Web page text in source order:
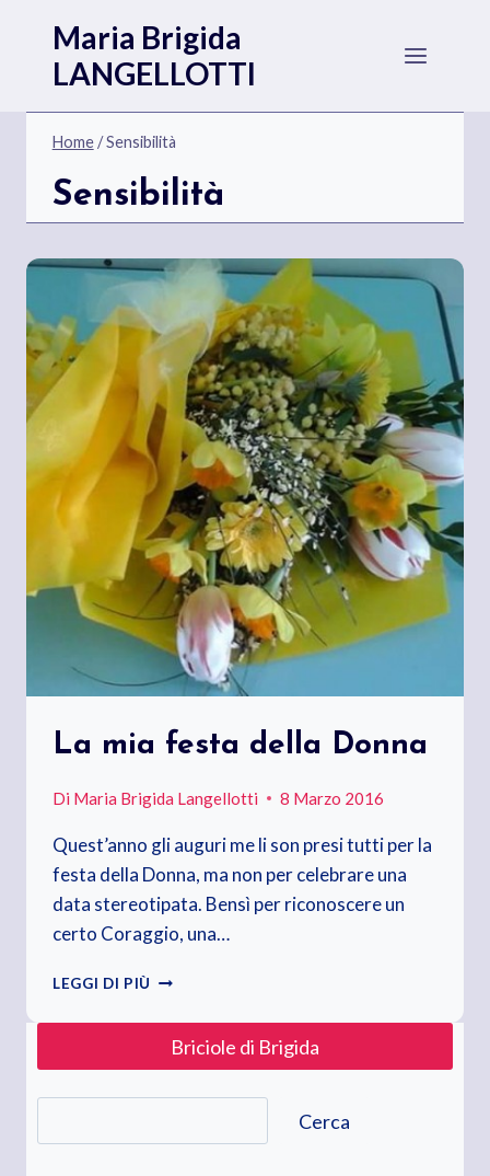
contenuto
Maria Brigida
LANGELLOTTI
Home/Sensibilità
Sensibilità
La mia festa della Donna
Di Maria Brigida Langellotti 8 Marzo 2016
Quest’anno gli auguri me li son presi tutti per la
festa della Donna, ma non per celebrare una
data stereotipata. Bensì per riconoscere un
certo Coraggio, una…
LEGGI DI PIÙ LA
FESTA
DELLA
DONNA
Briciole di Brigida
Cerca